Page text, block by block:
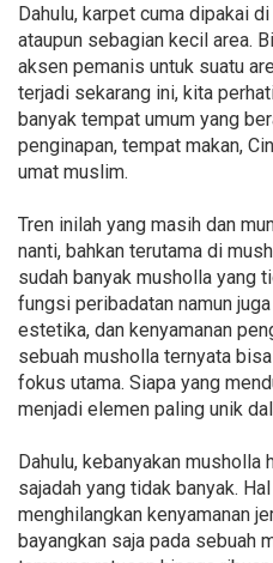
Dahulu, karpet cuma dipakai
ataupun sebagian kecil area.
aksen pemanis untuk suatu
terjadi sekarang ini, kita
banyak tempat umum yang
penginapan, tempat makan,
umat muslim.
Tren inilah yang masih dan
nanti, bahkan terutama di
sudah banyak musholla yang
fungsi peribadatan namun
estetika, dan kenyamanan
sebuah musholla ternyata
fokus utama. Siapa yang
menjadi elemen paling unik
Dahulu, kebanyakan musholla
sajadah yang tidak banyak.
menghilangkan kenyamanan
bayangkan saja pada sebuah